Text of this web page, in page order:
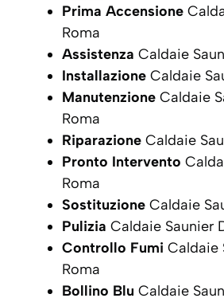
Prima Accensione
Roma
Assistenza Caldaie
Installazione Caldaie
Manutenzione Caldaie
Roma
Riparazione Caldaie
Pronto Intervento
Roma
Sostituzione Caldaie
Pulizia Caldaie Saunier
Controllo Fumi Caldaie
Roma
Bollino Blu Caldaie